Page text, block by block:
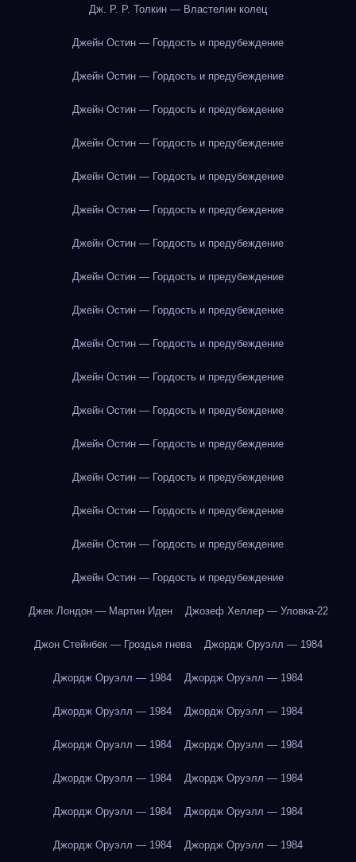
Дж. Р. Р. Толкин — Властелин колец
Джейн Остин — Гордость и предубеждение
Джейн Остин — Гордость и предубеждение
Джейн Остин — Гордость и предубеждение
Джейн Остин — Гордость и предубеждение
Джейн Остин — Гордость и предубеждение
Джейн Остин — Гордость и предубеждение
Джейн Остин — Гордость и предубеждение
Джейн Остин — Гордость и предубеждение
Джейн Остин — Гордость и предубеждение
Джейн Остин — Гордость и предубеждение
Джейн Остин — Гордость и предубеждение
Джейн Остин — Гордость и предубеждение
Джейн Остин — Гордость и предубеждение
Джейн Остин — Гордость и предубеждение
Джейн Остин — Гордость и предубеждение
Джейн Остин — Гордость и предубеждение
Джейн Остин — Гордость и предубеждение
Джек Лондон — Мартин Иден Джозеф Хеллер — Уловка-22
Джон Стейнбек — Гроздья гнева Джордж Оруэлл — 1984
Джордж Оруэлл — 1984 Джордж Оруэлл — 1984
Джордж Оруэлл — 1984 Джордж Оруэлл — 1984
Джордж Оруэлл — 1984 Джордж Оруэлл — 1984
Джордж Оруэлл — 1984 Джордж Оруэлл — 1984
Джордж Оруэлл — 1984 Джордж Оруэлл — 1984
Джордж Оруэлл — 1984 Джордж Оруэлл — 1984